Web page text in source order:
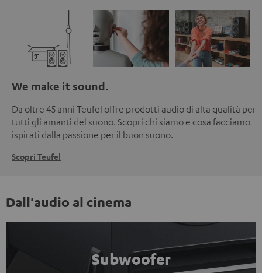
We make it sound.
Da oltre 45 anni Teufel offre prodotti audio di alta qualità per
tutti gli amanti del suono. Scopri chi siamo e cosa facciamo
ispirati dalla passione per il buon suono.
Scopri Teufel
Dall'audio al cinema
Subwoofer